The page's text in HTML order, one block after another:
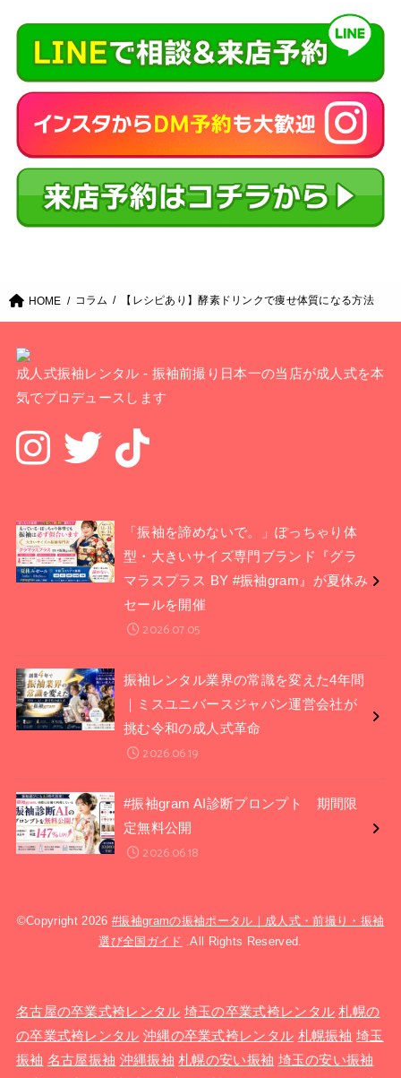
HOME コラム 【レシピあり】酵素ドリンクで痩せ体質になる方法
成人式振袖レンタル - 振袖前撮り日本一の当店が成人式を本
気でプロデュースします
「振袖を諦めないで。」ぽっちゃり体
型・大きいサイズ専門ブランド『グラ
マラスプラス BY #振袖gram』が夏休み
セールを開催
2026.07.05
振袖レンタル業界の常識を変えた4年間
｜ミスユニバースジャパン運営会社が
挑む令和の成人式革命
2026.06.19
#振袖gram AI診断プロンプト 期間限
定無料公開
2026.06.18
©Copyright 2026#振袖gramの振袖ポータル｜成人式・前撮り・振袖
選び全国ガイド .All Rights Reserved.
名古屋の卒業式袴レンタル 埼玉の卒業式袴レンタル 札幌の
の卒業式袴レンタル 沖縄の卒業式袴レンタル 札幌振袖 埼玉
振袖 名古屋振袖 沖縄振袖 札幌の安い振袖 埼玉の安い振袖